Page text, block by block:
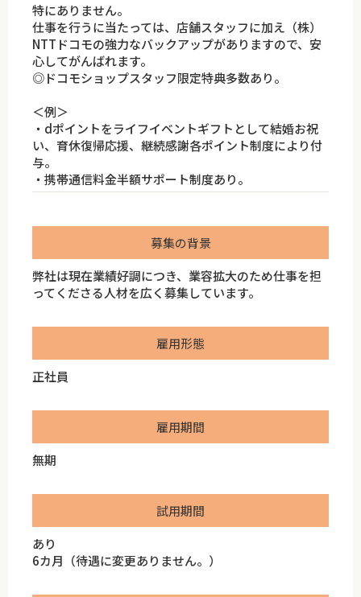
特にありません。
仕事を行うに当たっては、店舗スタッフに加え（株）
NTTドコモの強力なバックアップがありますので、安
心してがんばれます。
◎ドコモショップスタッフ限定特典多数あり。
＜例＞
・dポイントをライフイベントギフトとして結婚お祝
い、育休復帰応援、継続感謝各ポイント制度により付
与。
・携帯通信料金半額サポート制度あり。
募集の背景
弊社は現在業績好調につき、業容拡大のため仕事を担
ってくださる人材を広く募集しています。
雇用形態
正社員
雇用期間
無期
試用期間
あり
6カ月（待遇に変更ありません。）